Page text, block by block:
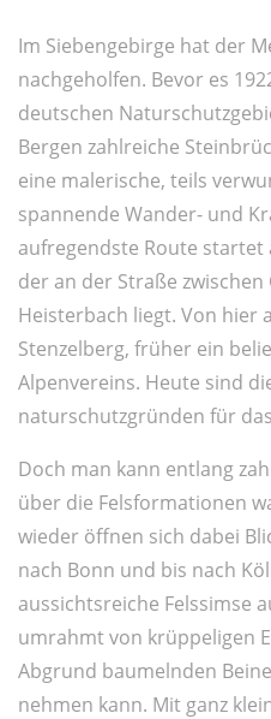
Im Siebengebirge hat der
nachgeholfen. Bevor es
deutschen
Bergen zahlreiche
eine malerische, teils
spannende Wander- und
aufregendste Route startet
der an der Straße
Heisterbach liegt. Von hier
Stenzelberg, früher ein
Alpenvereins. Heute sind
naturschutzgründen für
Doch man kann entlang
über die Felsformationen
wieder öffnen sich dabei
nach Bonn und bis nach
aussichtsreiche Felssimse
umrahmt von krüppeligen
Abgrund baumelnden
nehmen kann. Mit ganz